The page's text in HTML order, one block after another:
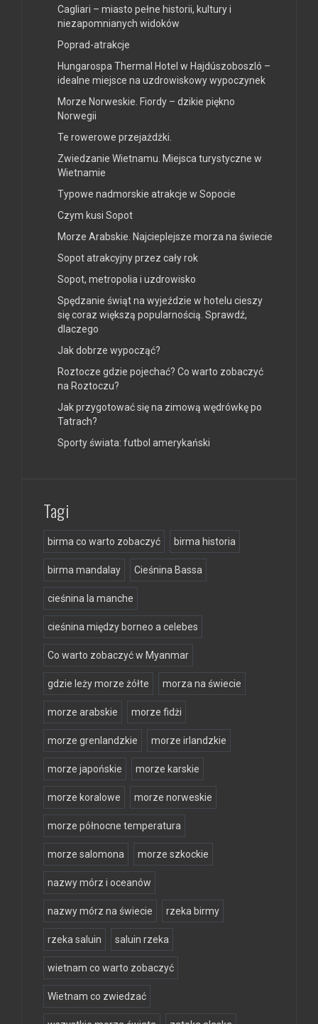
Cagliari – miasto pełne historii, kultury i
niezapomnianych widoków
Poprad-atrakcje
Hungarospa Thermal Hotel w Hajdúszoboszló –
idealne miejsce na uzdrowiskowy wypoczynek
Morze Norweskie. Fiordy – dzikie piękno
Norwegii
Te rowerowe przejażdżki.
Zwiedzanie Wietnamu. Miejsca turystyczne w
Wietnamie
Typowe nadmorskie atrakcje w Sopocie
Czym kusi Sopot
Morze Arabskie. Najcieplejsze morza na świecie
Sopot atrakcyjny przez cały rok
Sopot, metropolia i uzdrowisko
Spędzanie świąt na wyjeździe w hotelu cieszy
się coraz większą popularnością. Sprawdź,
dlaczego
Jak dobrze wypocząć?
Roztocze gdzie pojechać? Co warto zobaczyć
na Roztoczu?
Jak przygotować się na zimową wędrówkę po
Tatrach?
Sporty świata: futbol amerykański
Tagi
birma co warto zobaczyć birma historia
birma mandalay Cieśnina Bassa
cieśnina la manche
cieśnina między borneo a celebes
Co warto zobaczyć w Myanmar
gdzie leży morze żółte morza na świecie
morze arabskie morze fidżi
morze grenlandzkie morze irlandzkie
morze japońskie morze karskie
morze koralowe morze norweskie
morze północne temperatura
morze salomona morze szkockie
nazwy mórz i oceanów
nazwy mórz na świecie rzeka birmy
rzeka saluin saluin rzeka
wietnam co warto zobaczyć
Wietnam co zwiedzać